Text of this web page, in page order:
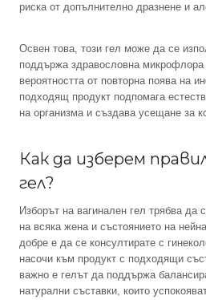
риска от допълнително дразнене и
Освен това, този гел може да се
поддържа здравословна
вероятността от повторна поява на
подходящ продукт подпомага
на организма и създава усещане за
Как да изберем
гел?
Изборът на вагинален гел трябва да
на всяка жена и състоянието на
добре е да се консултирате с
насочи към продукт с подходящи
важно е гелът да поддържа
натурални съставки, които